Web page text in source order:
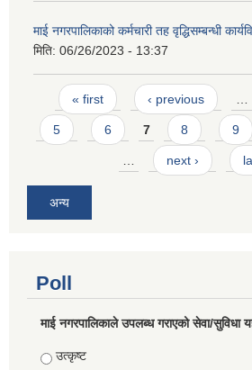
माई नगरपालिकाको कर्मचारी तह वृद्धिसम्बन्धी
मिति: 06/26/2023 - 13:37
Pages
« first ‹ previous …
5 6 7 8 9
… next ›
अन्य
Poll
माई नगरपालिकाले उपलब्ध गराएको सेवा/सुविधा
Choices
उत्कृष्ट